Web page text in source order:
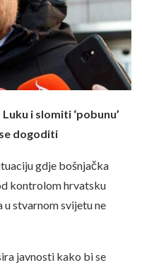
i slomiti ‘pobunu’
dogoditi
gdje bošnjačka
kontrolom hrvatsku
stvarnom svijetu ne
javnosti kako bi se